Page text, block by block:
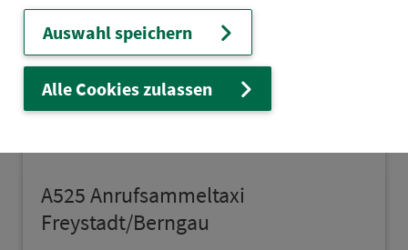
A525 An­ruf­sam­mel­taxi
Freystadt/Berngau
Auswahl speichern
Alle Cookies zulassen